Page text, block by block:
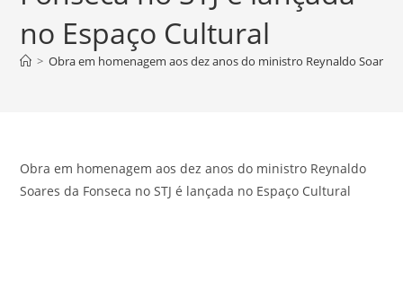
no Espaço Cultural
> Obra em homenagem aos dez anos do ministro Reynaldo Soares
Obra em homenagem aos dez anos do ministro Reynaldo
Soares da Fonseca no STJ é lançada no Espaço Cultural